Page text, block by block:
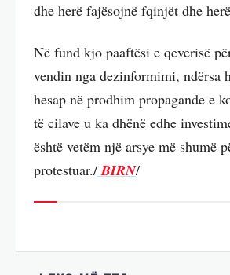
dhe herë fajësojnë fqinjët dhe
Në fund kjo paaftësi e qeverisë
vendin nga dezinformimi, ndërsa
hesap në prodhim propagande e
të cilave u ka dhënë edhe
është vetëm një arsye më shumë
protestuar./BIRN/